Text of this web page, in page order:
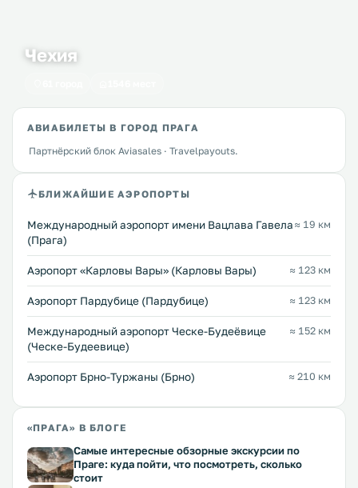
Чехия
АВИАБИЛЕТЫ В ГОРОД ПРАГА
Партнёрский блок Aviasales · Travelpayouts.
БЛИЖАЙШИЕ АЭРОПОРТЫ
Международный аэропорт имени Вацлава Гавела
(Прага)
≈ 19 км
Аэропорт «Карловы Вары» (Карловы Вары) ≈ 123 км
Аэропорт Пардубице (Пардубице) ≈ 123 км
Международный аэропорт Ческе-Будеёвице
(Ческе-Будеевице)
≈ 152 км
Аэропорт Брно-Туржаны (Брно) ≈ 210 км
«ПРАГА» В БЛОГЕ
Самые интересные обзорные экскурсии по
Праге: куда пойти, что посмотреть, сколько
стоит